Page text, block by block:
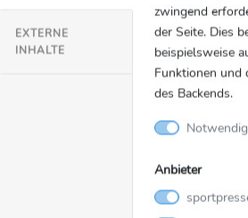
MagentaSport-Experten
Aufstiegsaspiranten. Die
Einschätzungen:
https://
zwischen der SG Dynamo
Ton-Collage beider Teams zur
https://
EXTERNE
INHALTE
zwingend
der Seite. Dies
beispielsweise
Funktionen und
des Backends.
Anbieter